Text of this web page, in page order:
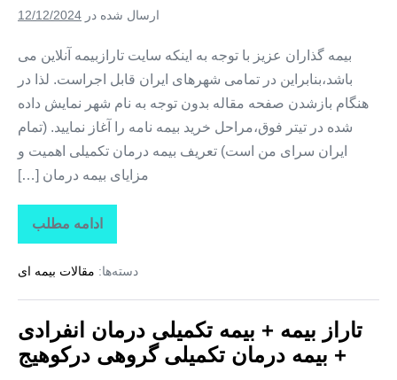
در
ارسال شده در 12/12/2024
بیمه گذاران عزیز با توجه به اینکه سایت تارازبیمه آنلاین می
باشد،بنابراین در تمامی شهرهای ایران قابل اجراست. لذا در
هنگام بازشدن صفحه مقاله بدون توجه به نام شهر نمایش داده
شده در تیتر فوق،مراحل خرید بیمه نامه را آغاز نمایید. (تمام
ایران سرای من است) تعریف بیمه درمان تکمیلی اهمیت و
مزایای بیمه درمان […]
ادامه مطلب
تاراز
بیمه
بیمه
درمان
+
بیمه
درمان
تکمیلی
دسته‌ها: مقالات بیمه ای
تاراز بیمه + بیمه تکمیلی درمان انفرادی
+ بیمه درمان تکمیلی گروهی درکوهیج